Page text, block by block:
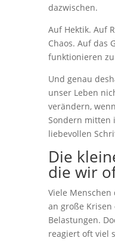
dazwischen.
Auf Hektik. Auf
Chaos. Auf das
funktionieren
Und genau
unser Leben
verändern,
Sondern mitten
liebevollen
Die
die wir
Viele
an große Krisen
Belastungen.
reagiert oft viel